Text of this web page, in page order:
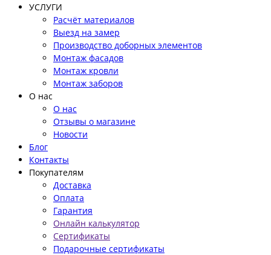
УСЛУГИ
Расчёт материалов
Выезд на замер
Производство доборных элементов
Монтаж фасадов
Монтаж кровли
Монтаж заборов
О нас
О нас
Отзывы о магазине
Новости
Блог
Контакты
Покупателям
Доставка
Оплата
Гарантия
Онлайн калькулятор
Сертификаты
Подарочные сертификаты